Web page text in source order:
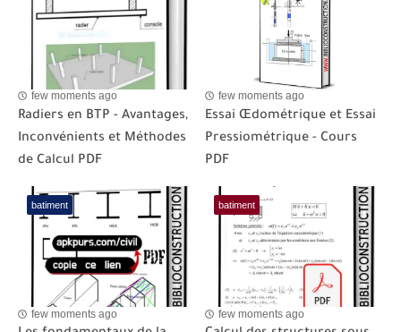
few moments ago
Radiers en BTP - Avantages,
Inconvénients et Méthodes
de Calcul PDF
few moments ago
Essai Œdométrique et Essai
Pressiométrique - Cours
PDF
batiment
few moments ago
batiment
few moments ago